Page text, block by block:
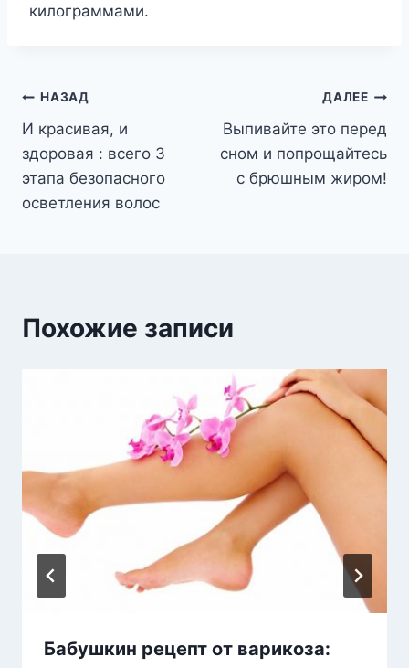
килограммами.
Навигация
по
записям
НАЗАД
И красивая, и
здоровая : всего 3
этапа безопасного
осветления волос
ДАЛЕЕ
Выпивайте это перед
сном и попрощайтесь
с брюшным жиром!
Похожие записи
Бабушкин рецепт от варикоза: